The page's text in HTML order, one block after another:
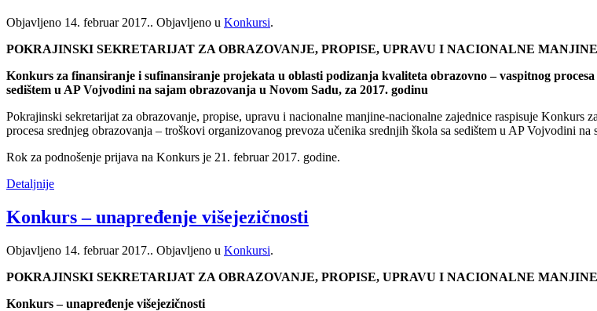
Objavljeno 14. februar 2017.. Objavljeno u Konkursi.
POKRAJINSKI SEKRETARIJAT ZA OBRAZOVANJE, PROPISE, UPRAVU I NACIONALNE
Konkurs za finansiranje i sufinansiranje projekata u oblasti podizanja kvaliteta obrazovno – vaspitnog
sedištem u AP Vojvodini na sajam obrazovanja u Novom Sadu, za 2017. godinu
Pokrajinski sekretarijat za obrazovanje, propise, upravu i nacionalne manjine-nacionalne zajednice raspisuje
procesa srednjeg obrazovanja – troškovi organizovanog prevoza učenika srednjih škola sa sedištem u AP Vojvodini
Rok za podnošenje prijava na Konkurs je 21. februar 2017. godine.
Detaljnije
Konkurs – unapređenje višejezičnosti
Objavljeno 14. februar 2017.. Objavljeno u Konkursi.
POKRAJINSKI SEKRETARIJAT ZA OBRAZOVANJE, PROPISE, UPRAVU I NACIONALNE
Konkurs – unapređenje višejezičnosti